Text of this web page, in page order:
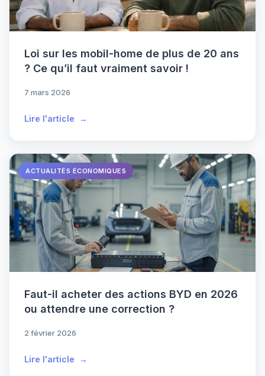
Loi sur les mobil-home de plus de 20 ans
? Ce qu’il faut vraiment savoir !
7 mars 2026
Lire l'article
ACTUALITÉS ÉCONOMIQUES
Faut-il acheter des actions BYD en 2026
ou attendre une correction ?
2 février 2026
Lire l'article